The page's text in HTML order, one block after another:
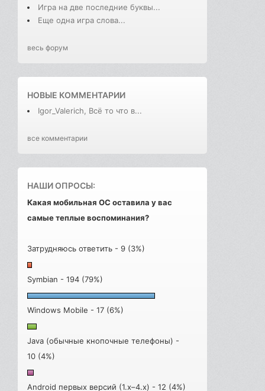
Игра на две последние буквы...
Еще одна игра слова...
весь форум
НОВЫЕ КОММЕНТАРИИ
Igor_Valerich, Всё то что в...
все комментарии
НАШИ ОПРОСЫ:
Какая мобильная ОС оставила у вас
самые теплые воспоминания?
Затрудняюсь ответить - 9 (3%)
Symbian - 194 (79%)
Windows Mobile - 17 (6%)
Java (обычные кнопочные телефоны) -
10 (4%)
Android первых версий (1.x–4.x) - 12 (4%)